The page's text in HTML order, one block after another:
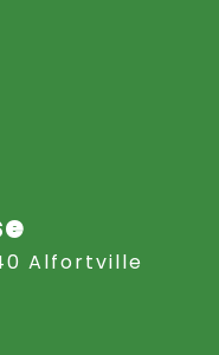
Alfortville